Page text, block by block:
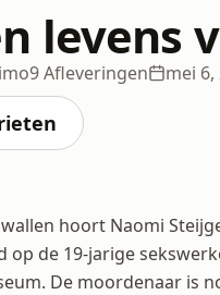
levens
9 Afleveringen mei 6,
hoort Naomi
de 19-jarige
De moordenaar is